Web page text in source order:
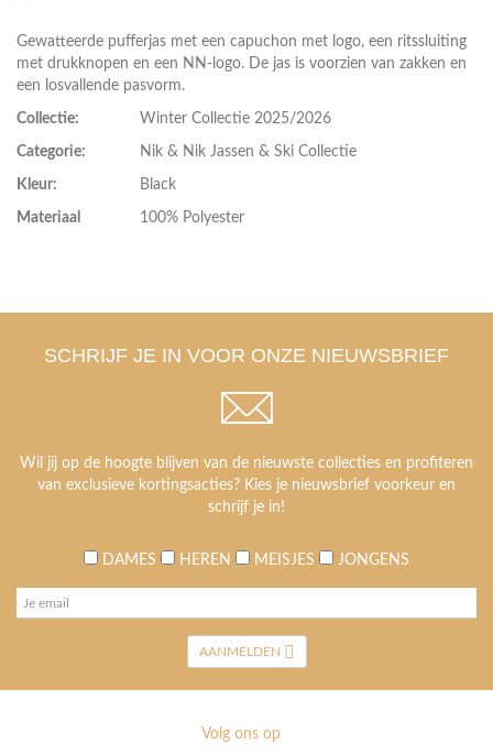
Gewatteerde pufferjas met een capuchon met logo, een ritssluiting
met drukknopen en een NN-logo. De jas is voorzien van zakken en
een losvallende pasvorm.
Collectie: Winter Collectie 2025/2026
Categorie: Nik & Nik Jassen & Ski Collectie
Kleur: Black
Materiaal 100% Polyester
SCHRIJF JE IN VOOR ONZE NIEUWSBRIEF
Wil jij op de hoogte blijven van de nieuwste collecties en profiteren
van exclusieve kortingsacties? Kies je nieuwsbrief voorkeur en
schrijf je in!
DAMES HEREN MEISJES JONGENS
AANMELDEN
Volg ons op